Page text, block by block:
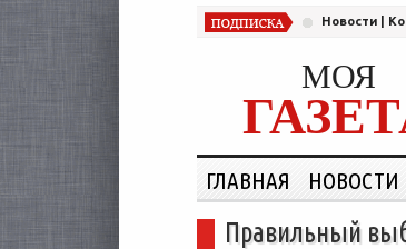
Новости
МОЯ
ГЛАВНАЯ НОВОСТИ
Правильный